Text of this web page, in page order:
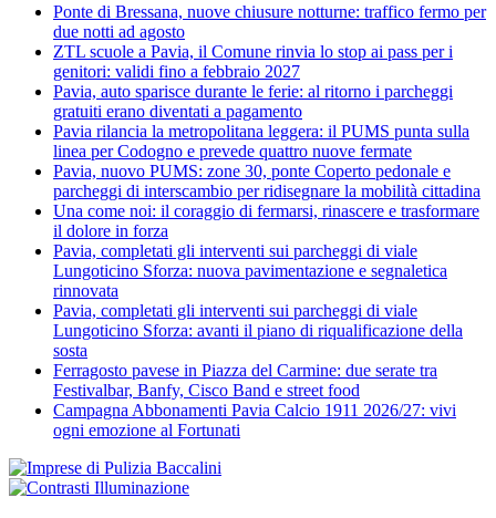
Ponte di Bressana, nuove chiusure notturne: traffico fermo per
due notti ad agosto
ZTL scuole a Pavia, il Comune rinvia lo stop ai pass per i
genitori: validi fino a febbraio 2027
Pavia, auto sparisce durante le ferie: al ritorno i parcheggi
gratuiti erano diventati a pagamento
Pavia rilancia la metropolitana leggera: il PUMS punta sulla
linea per Codogno e prevede quattro nuove fermate
Pavia, nuovo PUMS: zone 30, ponte Coperto pedonale e
parcheggi di interscambio per ridisegnare la mobilità cittadina
Una come noi: il coraggio di fermarsi, rinascere e trasformare
il dolore in forza
Pavia, completati gli interventi sui parcheggi di viale
Lungoticino Sforza: nuova pavimentazione e segnaletica
rinnovata
Pavia, completati gli interventi sui parcheggi di viale
Lungoticino Sforza: avanti il piano di riqualificazione della
sosta
Ferragosto pavese in Piazza del Carmine: due serate tra
Festivalbar, Banfy, Cisco Band e street food
Campagna Abbonamenti Pavia Calcio 1911 2026/27: vivi
ogni emozione al Fortunati